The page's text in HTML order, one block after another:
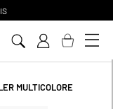
MULTICOLORE